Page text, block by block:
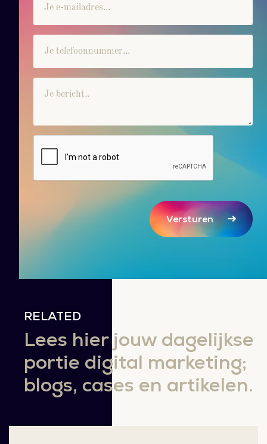
Versturen
RELATED
Lees hier jouw dagelijkse
portie digital marketing;
blogs, cases en artikelen.